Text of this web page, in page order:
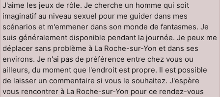
J'aime les jeux de rôle. Je cherche un homme qui soit
imaginatif au niveau sexuel pour me guider dans mes
scénarios et m'emmener dans son monde de fantasmes. Je
suis généralement disponible pendant la journée. Je peux me
déplacer sans problème à La Roche-sur-Yon et dans ses
environs. Je n'ai pas de préférence entre chez vous ou
ailleurs, du moment que l'endroit est propre. Il est possible
de laisser un commentaire si vous le souhaitez. J'espère
vous rencontrer à La Roche-sur-Yon pour ce rendez-vous